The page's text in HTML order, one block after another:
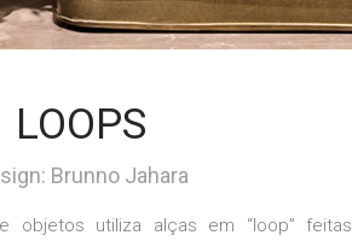
LOOPS
Brunno Jahara
objetos utiliza alças em “loop”feitas